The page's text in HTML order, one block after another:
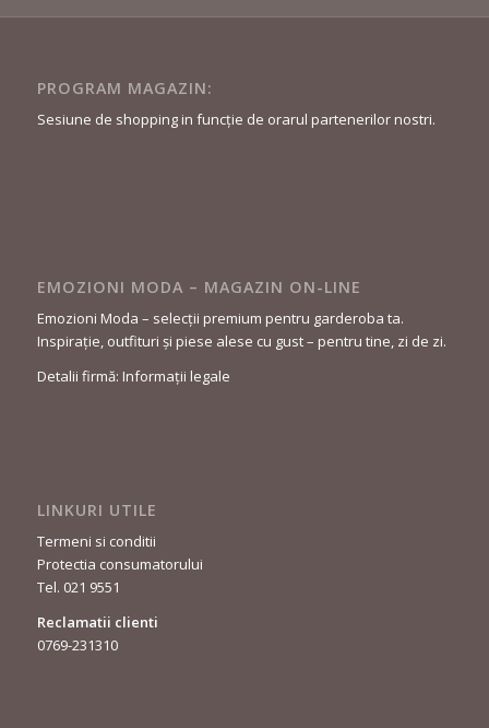
PROGRAM MAGAZIN:
Sesiune de shopping in funcție de orarul partenerilor nostri.
EMOZIONI MODA – MAGAZIN ON-LINE
Emozioni Moda – selecții premium pentru garderoba ta.
Inspirație, outfituri și piese alese cu gust – pentru tine, zi de zi.
Detalii firmă: Informații legale
LINKURI UTILE
Termeni si conditii
Protectia consumatorului
Tel. 021 9551
Reclamatii clienti
0769-231310